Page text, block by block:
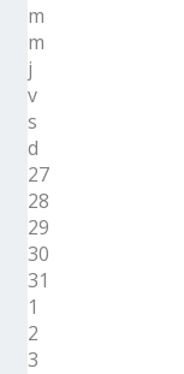
m
m
j
v
s
d
27
28
29
30
31
1
2
3